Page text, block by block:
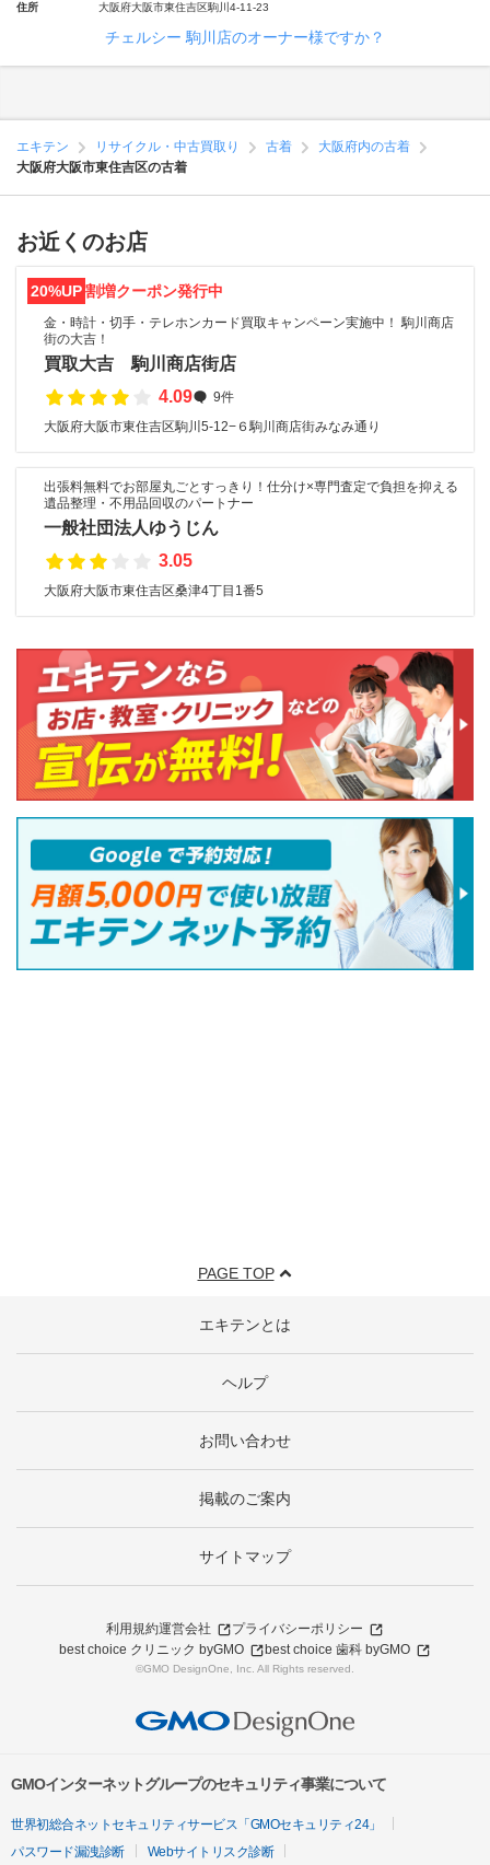
住所 大阪府大阪市東住吉区駒川4-11-23
チェルシー 駒川店のオーナー様ですか？
エキテン リサイクル・中古買取り 古着
大阪府内の古着
大阪府大阪市東住吉区の古着
お近くのお店
20%UP割増クーポン発行中
金・時計・切手・テレホンカード買取キャンペーン実施中！ 駒川商店
街の大吉！
買取大吉 駒川商店街店
4.09
9件
大阪府大阪市東住吉区駒川5-12−６駒川商店街みなみ通り
出張料無料でお部屋丸ごとすっきり！仕分け×専門査定で負担を抑える
遺品整理・不用品回収のパートナー
一般社団法人ゆうじん
3.05
大阪府大阪市東住吉区桑津4丁目1番5
PAGE TOP
エキテンとは
ヘルプ
お問い合わせ
掲載のご案内
サイトマップ
利用規約運営会社
プライバシーポリシー
best choice クリニック byGMO
best choice 歯科 byGMO
©GMO DesignOne, Inc. All Rights reserved.
GMOインターネットグループのセキュリティ事業について
世界初総合ネットセキュリティサービス「GMOセキュリティ24」
パスワード漏洩診断
Webサイトリスク診断